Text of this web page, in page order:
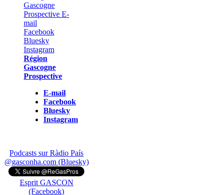
Région
Gascogne
Prospective
E-mail
Facebook
Bluesky
Instagram
Podcasts sur Ràdio País
@gasconha.com (Bluesky)
Esprit GASCON
(Facebook)